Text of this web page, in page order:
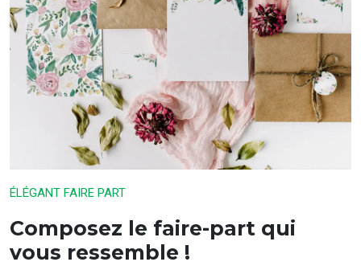
ÉLÉGANT FAIRE PART
Composez le faire-part qui
vous ressemble !